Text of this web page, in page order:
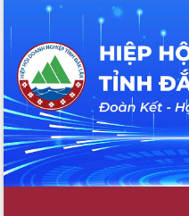
Hồ Thị Nguyên Thảo làm việc tại Trung
tâm Phục vụ hành chính công xã Ea
Phê
Xây dựng nền hành chính số đồng
hành cùng nông dân dân, doanh nghiệp
Giai đoạn 2026-2030, Đắk Lắk phấn
đấu có 77% xã đạt chuẩn nông thôn
mới
Chuyển đổi số 'mở đường' cho nông
nghiệp Đắk Lắk tăng trưởng bứt phá